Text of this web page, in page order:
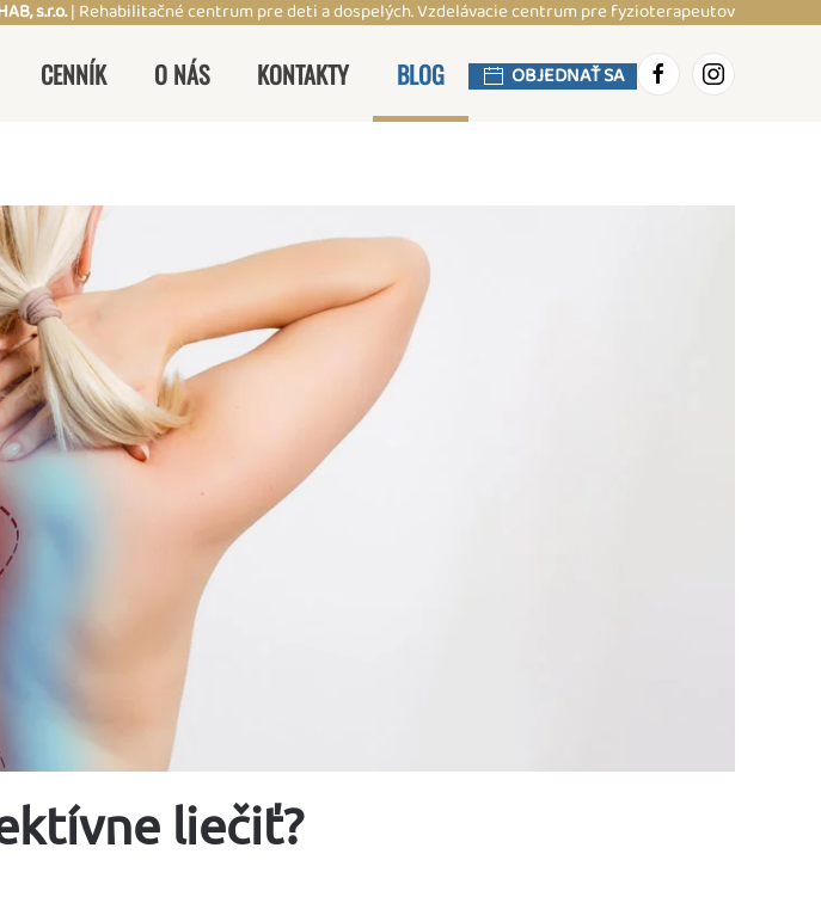
s.r.o.| Rehabilitačné centrum pre deti a dospelých. Vzdelávacie centrum pre fyzioterapeutov
CENNÍK O NÁS KONTAKTY BLOG OBJEDNAŤ SA
liečiť?